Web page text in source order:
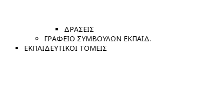
ΔΡΑΣΕΙΣ
ΓΡΑΦΕΙΟ ΣΥΜΒΟΥΛΩΝ ΕΚΠΑΙΔ.
ΕΚΠΑΙΔΕΥΤΙΚΟΙ ΤΟΜΕΙΣ